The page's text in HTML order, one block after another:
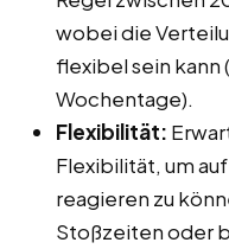
wobei die
flexibel sein kann
Wochentage).
Flexibilität:
Flexibilität, um
reagieren zu
Stoßzeiten oder